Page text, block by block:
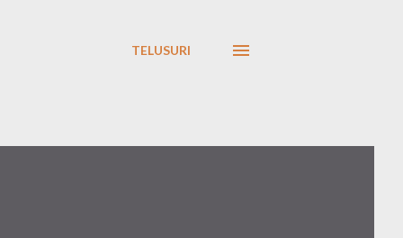
TELUSURI